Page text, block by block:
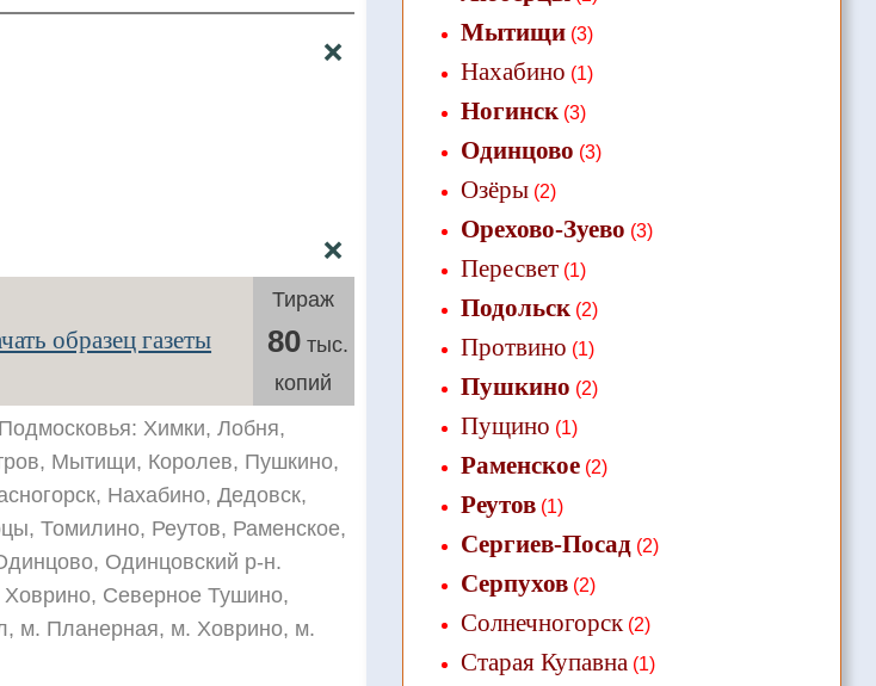
❌
❌
образец газеты
Тираж
80тыс.
копий
Химки, Лобня,
Мытищи, Королев, Пушкино,
Нахабино, Дедовск,
Томилино, Реутов, Раменское,
Одинцовский р-н.
Северное Тушино,
м. Планерная, м. Ховрино, м.
Мытищи(3)
Нахабино (1)
Ногинск(3)
Одинцово (3)
Озёры(2)
Орехово-Зуево (3)
Пересвет(1)
Подольск(2)
Протвино (1)
Пушкино (2)
Пущино (1)
Раменское(2)
Реутов(1)
Сергиев-Посад(2)
Серпухов(2)
Солнечногорск(2)
Старая Купавна(1)